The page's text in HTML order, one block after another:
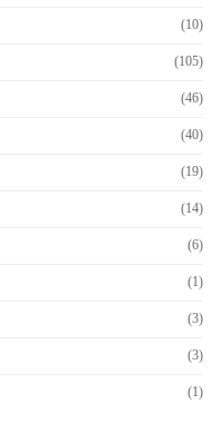
(10)
(105)
(46)
(40)
(19)
(14)
(6)
(1)
(3)
(3)
(1)